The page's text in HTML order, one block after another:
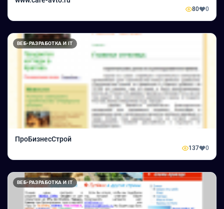
80 0
ВЕБ-РАЗРАБОТКА И IT
ПроБизнесСтрой
137 0
ВЕБ-РАЗРАБОТКА И IT